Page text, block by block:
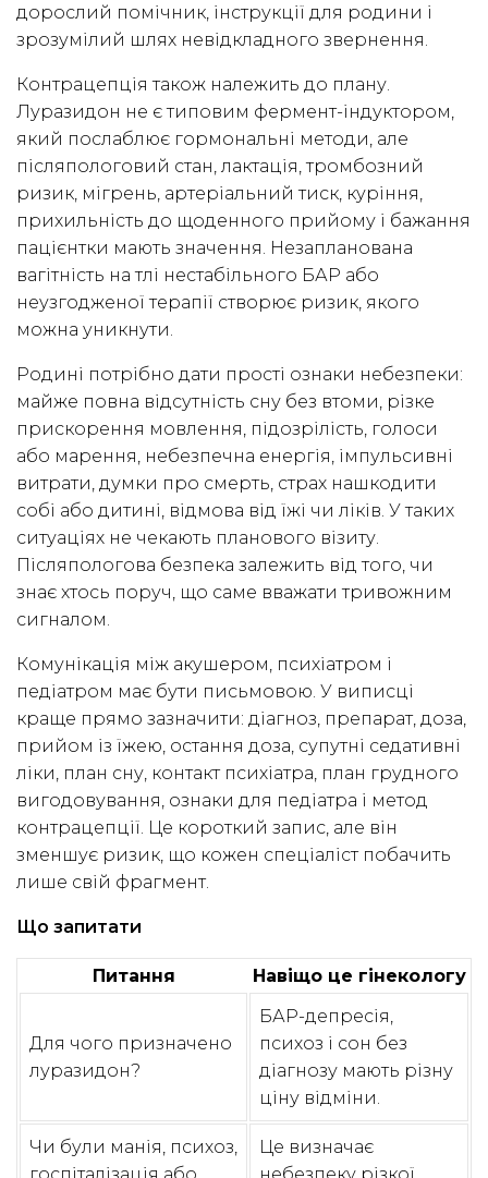
дорослий помічник, інструкції для родини і
зрозумілий шлях невідкладного звернення.
Контрацепція також належить до плану.
Луразидон не є типовим фермент-індуктором,
який послаблює гормональні методи, але
післяпологовий стан, лактація, тромбозний
ризик, мігрень, артеріальний тиск, куріння,
прихильність до щоденного прийому і бажання
пацієнтки мають значення. Незапланована
вагітність на тлі нестабільного БАР або
неузгодженої терапії створює ризик, якого
можна уникнути.
Родині потрібно дати прості ознаки небезпеки:
майже повна відсутність сну без втоми, різке
прискорення мовлення, підозрілість, голоси
або марення, небезпечна енергія, імпульсивні
витрати, думки про смерть, страх нашкодити
собі або дитині, відмова від їжі чи ліків. У таких
ситуаціях не чекають планового візиту.
Післяпологова безпека залежить від того, чи
знає хтось поруч, що саме вважати тривожним
сигналом.
Комунікація між акушером, психіатром і
педіатром має бути письмовою. У виписці
краще прямо зазначити: діагноз, препарат, доза,
прийом із їжею, остання доза, супутні седативні
ліки, план сну, контакт психіатра, план грудного
вигодовування, ознаки для педіатра і метод
контрацепції. Це короткий запис, але він
зменшує ризик, що кожен спеціаліст побачить
лише свій фрагмент.
Що запитати
Питання Навіщо це гінекологу
Для чого призначено
луразидон?
БАР-депресія,
психоз і сон без
діагнозу мають різну
ціну відміни.
Чи були манія, психоз,
госпіталізація або
Це визначає
небезпеку різкої